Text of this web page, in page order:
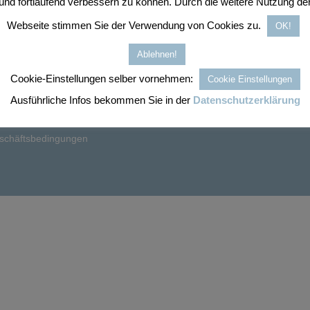
INFO INFORMATIONEN
Datenschutz
Impressum
Webseite stimmen Sie der Verwendung von Cookies zu.
OK!
Ablehnen!
Cookie-Einstellungen selber vornehmen: Cookie Einstellungen
Ausführliche Infos bekommen Sie in der Datenschutzerklärung